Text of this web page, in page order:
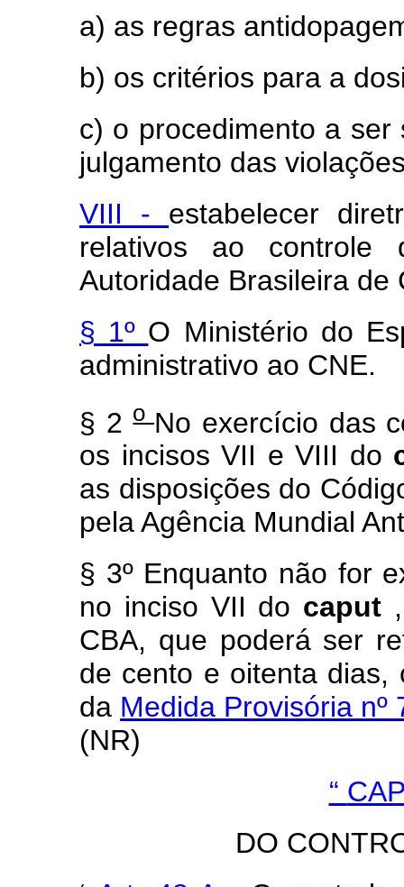
a) as regras
b) os critérios para a
c) o procedimento a ser
julgamento das
VIII - estabelecer
relativos ao controle
Autoridade Brasileira de
§ 1º O Ministério do
administrativo ao CNE.
§ 2o No exercício das
os incisos VII e VIII do
as disposições do
pela Agência Mundial
§ 3º Enquanto não for
no inciso VII do caput
CBA, que poderá ser
de cento e oitenta dias,
da Medida Provisória
(NR)
“
DO